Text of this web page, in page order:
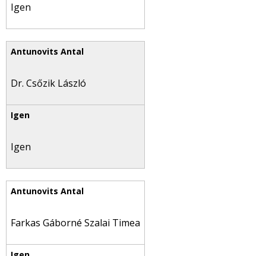
Igen
Dr. Csőzik László
Igen
Farkas Gáborné Szalai Timea